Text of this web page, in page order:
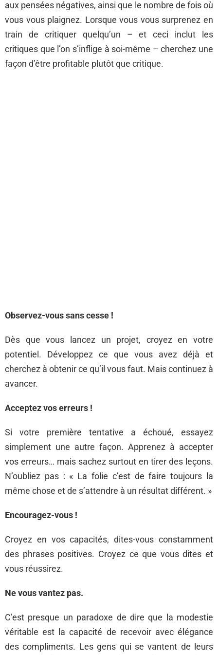
aux pensées négatives, ainsi que le nombre de fois où
vous vous plaignez. Lorsque vous vous surprenez en
train de critiquer quelqu’un – et ceci inclut les
critiques que l’on s’inflige à soi-même – cherchez une
façon d’être profitable plutôt que critique.
Observez-vous sans cesse !
Dès que vous lancez un projet, croyez en votre
potentiel. Développez ce que vous avez déjà et
cherchez à obtenir ce qu’il vous faut. Mais continuez à
avancer.
Acceptez vos erreurs !
Si votre première tentative a échoué, essayez
simplement une autre façon. Apprenez à accepter
vos erreurs… mais sachez surtout en tirer des leçons.
N’oubliez pas : « La folie c’est de faire toujours la
même chose et de s’attendre à un résultat différent. »
Encouragez-vous !
Croyez en vos capacités, dites-vous constamment
des phrases positives. Croyez ce que vous dites et
vous réussirez.
Ne vous vantez pas.
C’est presque un paradoxe de dire que la modestie
véritable est la capacité de recevoir avec élégance
des compliments. Les gens qui se vantent de leurs